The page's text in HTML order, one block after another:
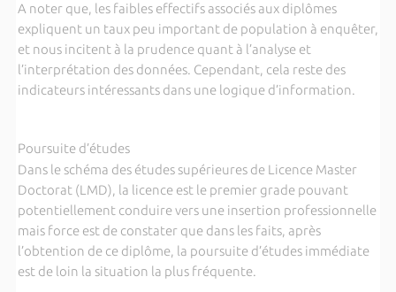
A noter que, les faibles effectifs associés aux diplômes
expliquent un taux peu important de population à enquêter,
et nous incitent à la prudence quant à l’analyse et
l’interprétation des données. Cependant, cela reste des
indicateurs intéressants dans une logique d’information.
Poursuite d’études
Dans le schéma des études supérieures de Licence Master
Doctorat (LMD), la licence est le premier grade pouvant
potentiellement conduire vers une insertion professionnelle
mais force est de constater que dans les faits, après
l’obtention de ce diplôme, la poursuite d’études immédiate
est de loin la situation la plus fréquente.